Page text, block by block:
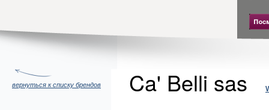
вернуться к списку брендов Ca' Belli sas